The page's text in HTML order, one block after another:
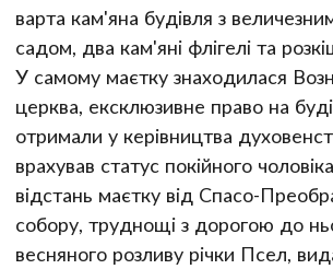
варта кам'яна будівля з
садом, два кам'яні флігелі та
У самому маєтку знаходилася
церква, ексклюзивне право на
отримали у керівництва
врахував статус покійного
відстань маєтку від Спасо-
собору, труднощі з дорогою до
весняного розливу річки Псел,